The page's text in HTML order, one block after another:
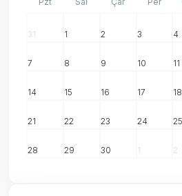
31 1 2 3 4
7 8 9 10 11
14 15 16 17 18
21 22 23 24 25
28 29 30 1 2